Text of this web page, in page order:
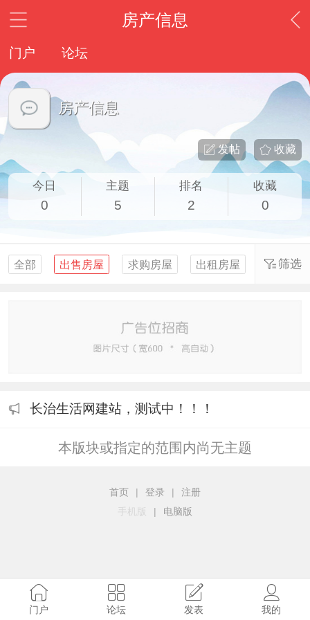
房产信息
门户 论坛
房产信息
收藏
发帖
今日
0
主题
5
排名
2
收藏
0
全部 出售房屋 求购房屋 出租房屋 求租房屋
筛选
长治生活网建站，测试中！！！
本版块或指定的范围内尚无主题
首页 | 登录 |
注册
手机版
| 电脑版
门户 论坛 发表 我的